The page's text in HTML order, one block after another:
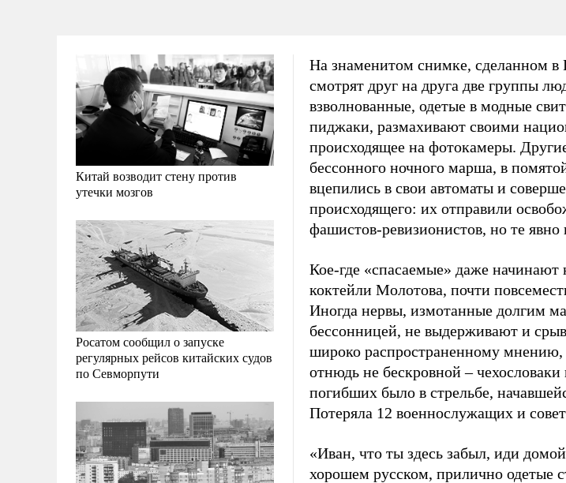
Китай возводит стену против
утечки мозгов
Росатом сообщил о запуске
регулярных рейсов китайских судов
по Севморпути
На знаменитом снимке, сделанном в
смотрят друг на друга две группы
взволнованные, одетые в модные
пиджаки, размахивают своими
происходящее на фотокамеры.
бессонного ночного марша, в
вцепились в свои автоматы и
происходящего: их отправили
фашистов-ревизионистов, но те явно
Кое-где «спасаемые» даже начинают
коктейли Молотова, почти
Иногда нервы, измотанные долгим
бессонницей, не выдерживают и
широко распространенному
отнюдь не бескровной –
погибших было в стрельбе,
Потеряла 12 военнослужащих и
«Иван, что ты здесь забыл, иди
хорошем русском, прилично одетые